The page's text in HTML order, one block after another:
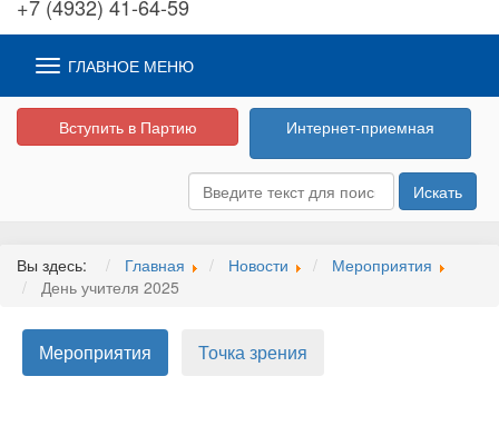
+7 (4932) 41-64-59
ГЛАВНОЕ МЕНЮ
Вступить в Партию Интернет-приемная
Искать
Вы здесь: Главная Новости
Мероприятия
День учителя 2025
Мероприятия Точка зрения